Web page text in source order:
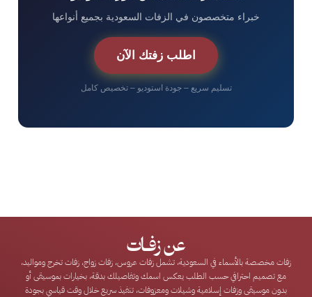
خبراء متخصصون في الزفات السعودية بجميع أنواعها
اطلب زفتك الآن
تسليم سريع – جودة استوديو – تخصيص كامل
عن زفـات
زفات مخصصة بالأسماء في السعودية، تشمل زفات عروس، زفات زواج، زفات تخرج ومواليد،
مع تصميم احترافي حسب الطلب يعكس اسمك وتفاصيلك بدقة، بخيارات بموسيقى أو
بدون موسيقى وزفات إسلامية وشيلات ومعزوفات، تنفيذ سريع خلال وقت قياسي بجودة